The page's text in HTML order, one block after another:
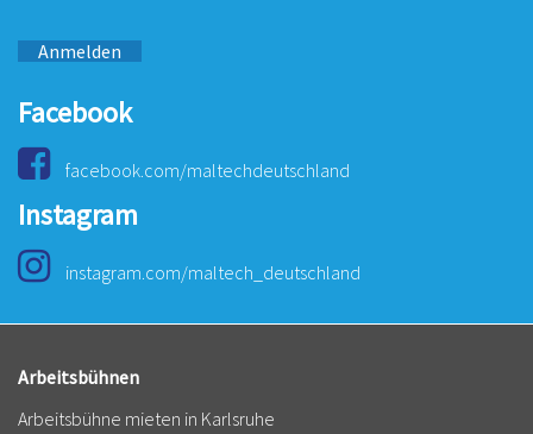
Anmelden
Facebook
facebook.com/maltechdeutschland
Instagram
instagram.com/maltech_deutschland
Arbeitsbühnen
Arbeitsbühne mieten in Karlsruhe